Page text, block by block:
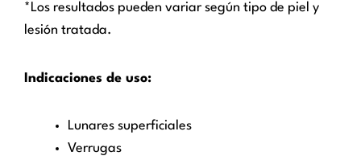
*Los resultados pueden variar según tipo de piel y
lesión tratada.
Indicaciones de uso:
Lunares superficiales
Verrugas